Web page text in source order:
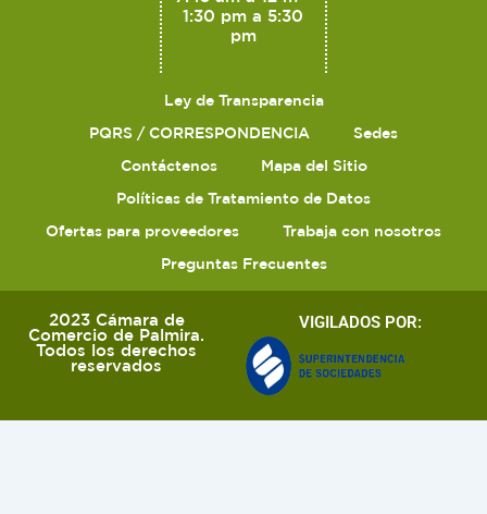
1:30 pm a 5:30
pm
Ley de Transparencia
PQRS / CORRESPONDENCIA
Sedes
Contáctenos
Mapa del Sitio
Políticas de Tratamiento de Datos
Ofertas para proveedores
Trabaja con nosotros
Preguntas Frecuentes
2023 Cámara de
Comercio de Palmira.
Todos los derechos
reservados
VIGILADOS POR: